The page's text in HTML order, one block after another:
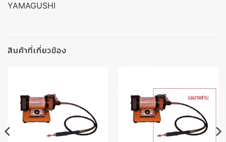
YAMAGUSHI
สินค้าที่เกี่ยวข้อง